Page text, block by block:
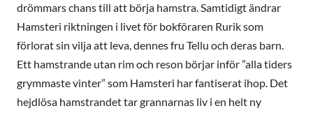
drömmars chans till att börja hamstra. Samtidigt ändrar
Hamsteri riktningen i livet för bokföraren Rurik som
förlorat sin vilja att leva, dennes fru Tellu och deras barn.
Ett hamstrande utan rim och reson börjar inför ”alla tiders
grymmaste vinter” som Hamsteri har fantiserat ihop. Det
hejdlösa hamstrandet tar grannarnas liv i en helt ny